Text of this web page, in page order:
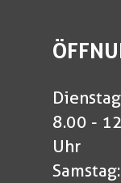
8.00 -
Uhr
Samstag: